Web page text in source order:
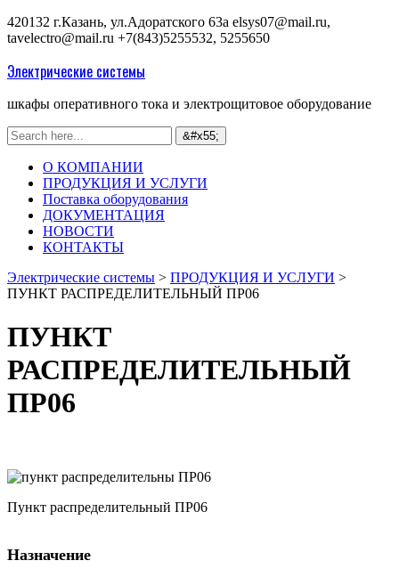
420132 г.Казань, ул.Адоратского 63а elsys07@mail.ru,
tavelectro@mail.ru +7(843)5255532, 5255650
Электрические системы
шкафы оперативного тока и электрощитовое оборудование
О КОМПАНИИ
ПРОДУКЦИЯ И УСЛУГИ
Поставка оборудования
ДОКУМЕНТАЦИЯ
НОВОСТИ
КОНТАКТЫ
Электрические системы > ПРОДУКЦИЯ И УСЛУГИ >
ПУНКТ РАСПРЕДЕЛИТЕЛЬНЫЙ ПР06
ПУНКТ
РАСПРЕДЕЛИТЕЛЬНЫЙ
ПР06
Пункт распределительный ПР06
Назначение